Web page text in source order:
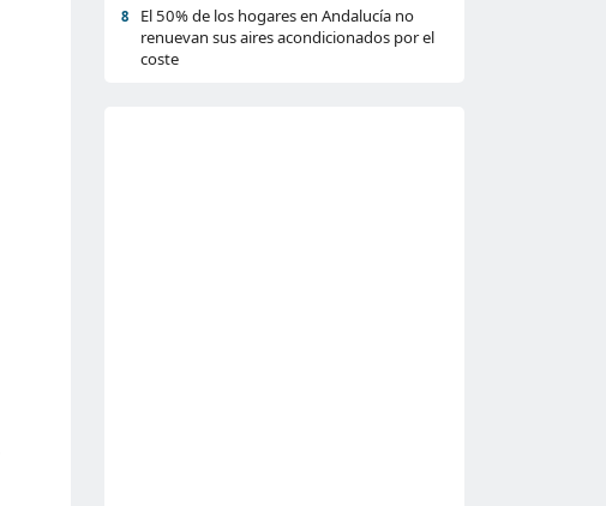
8
El 50% de los hogares en Andalucía no
renuevan sus aires acondicionados por el
coste